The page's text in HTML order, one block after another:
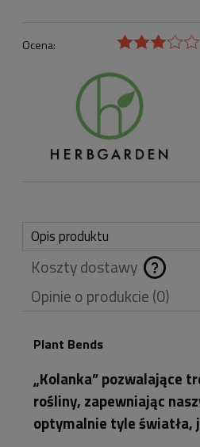
Ocena:
Opis produktu
Koszty dostawy
Cena nie zawiera
ewentualnych
płatności
Opinie o produkcie (0)
Plant Bends
„Kolanka” pozwalające
rośliny, zapewniając
optymalnie tyle światła,